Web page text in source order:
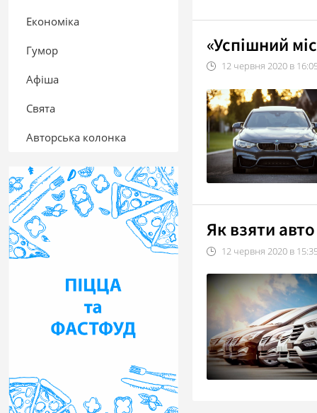
Економіка
Гумор
Афіша
Свята
Авторська колонка
«Успішний
12 червня 2020 в
Як взяти
12 червня 2020 в